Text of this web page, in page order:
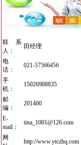
联系
人：
田经理
电
话：
021-57566456
手
机：
15026988835
邮
编：
201400
E-
mail：
tina_1001@126.com
网
http://www.ytczhq.com